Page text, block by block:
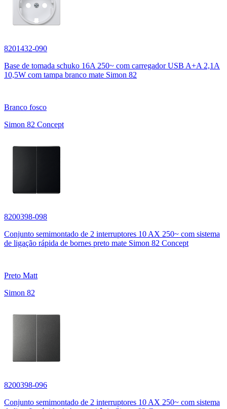
8201432-090
Base de tomada schuko 16A 250~ com carregador USB A+A 2,1A
10,5W com tampa branco mate Simon 82
Branco fosco
Simon 82 Concept
8200398-098
Conjunto semimontado de 2 interruptores 10 AX 250~ com sistema
de ligação rápida de bornes preto mate Simon 82 Concept
Preto Matt
Simon 82
8200398-096
Conjunto semimontado de 2 interruptores 10 AX 250~ com sistema